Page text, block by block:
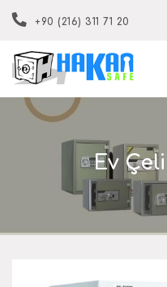
+90 (216) 311 71 20
Ev